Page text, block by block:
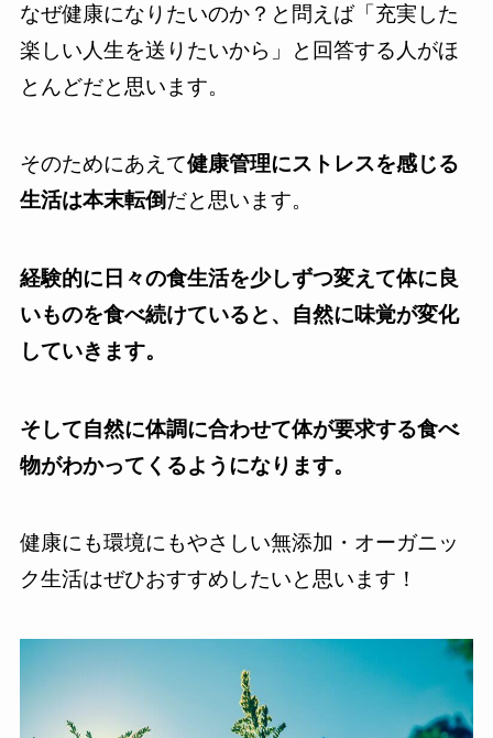
なぜ健康になりたいのか？と問えば「充実した
楽しい人生を送りたいから」と回答する人がほ
とんどだと思います。
そのためにあえて健康管理にストレスを感じる
生活は本末転倒だと思います。
経験的に日々の食生活を少しずつ変えて体に良
いものを食べ続けていると、自然に味覚が変化
していきます。
そして自然に体調に合わせて体が要求する食べ
物がわかってくるようになります。
健康にも環境にもやさしい無添加・オーガニッ
ク生活はぜひおすすめしたいと思います！